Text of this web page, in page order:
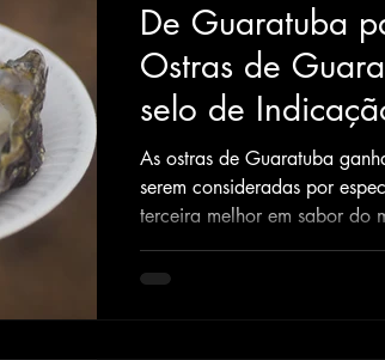
De Guaratuba
Ostras de
selo de
As ostras de Guaratuba
serem consideradas por
terceira melhor em sabor do
selo de... LEIA MAIS